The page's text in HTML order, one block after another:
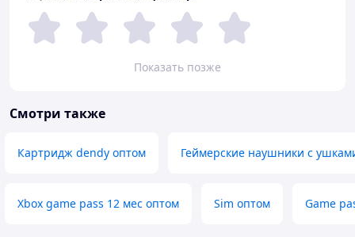
Показать позже
Смотри также
Картридж dendy оптом Геймерские наушники с
Xbox game pass 12 мес оптом Sim оптом Game